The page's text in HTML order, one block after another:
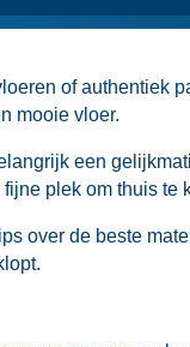
of authentiek
mooie vloer.​
een
plek om thuis te
over de beste